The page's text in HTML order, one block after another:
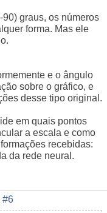
graus, os números
forma. Mas ele
e o ângulo
sobre o gráfico, e
desse tipo original.
em quais pontos
a escala e como
recebidas:
da rede neural.
#6